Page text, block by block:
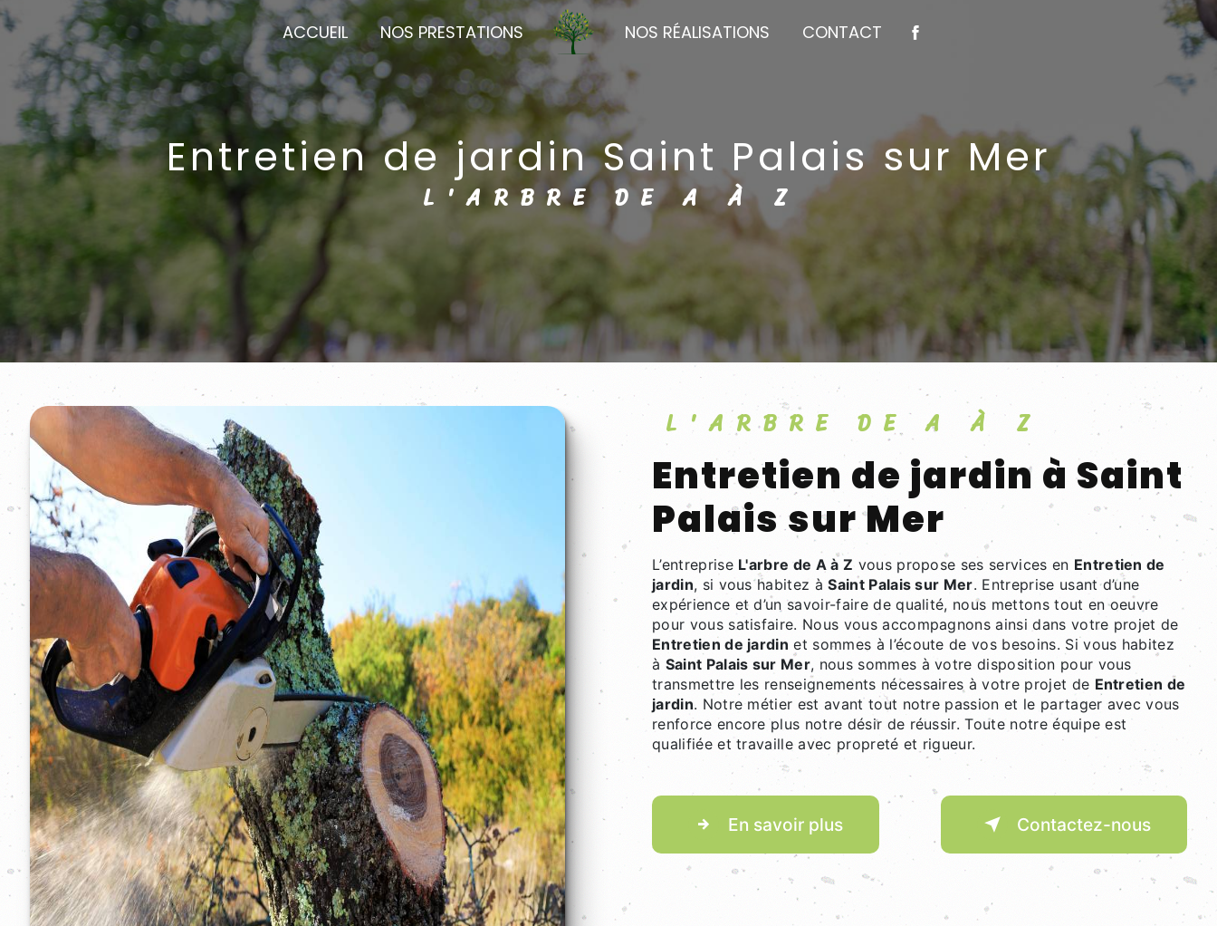
ACCUEIL NOS PRESTATIONS NOS RÉALISATIONS CONTACT
Entretien de jardin Saint Palais sur Mer
L'ARBRE DE A À Z
L'ARBRE DE A À Z
Entretien de jardin à Saint
Palais sur Mer
L’entreprise L'arbre de A à Z vous propose ses services en Entretien de
jardin, si vous habitez àSaint Palais sur Mer. Entreprise usant d’une
expérience et d’un savoir-faire de qualité, nous mettons tout en oeuvre
pour vous satisfaire. Nous vous accompagnons ainsi dans votre projet de
Entretien de jardin et sommes à l’écoute de vos besoins. Si vous habitez
à Saint Palais sur Mer, nous sommes à votre disposition pour vous
transmettre les renseignements nécessaires à votre projet de Entretien de
jardin. Notre métier est avant tout notre passion et le partager avec vous
renforce encore plus notre désir de réussir. Toute notre équipe est
qualifiée et travaille avec propreté et rigueur.
En savoir plus Contactez-nous
Panneau de gestion des cookies